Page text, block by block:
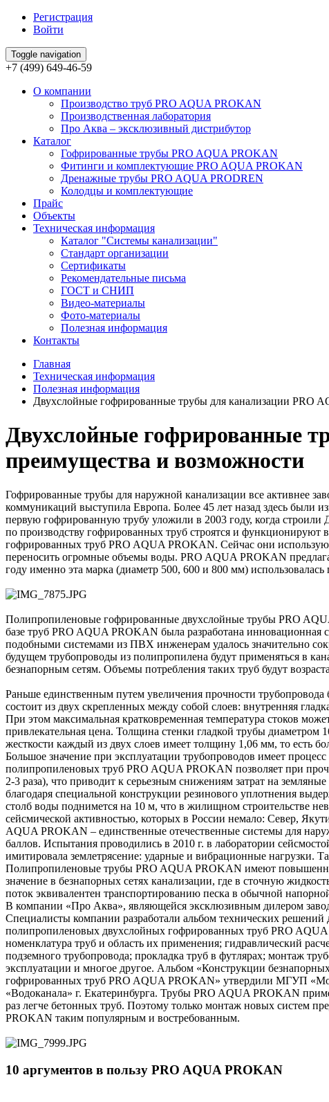
Регистрация
Войти
Toggle navigation
+7 (499) 649-46-59
О компании
Производство труб PRO AQUA PROKAN
Производственная лаборатория
Про Аква – эксклюзивный дистрибутор
Каталог
Гофрированные трубы PRO AQUA PROKAN
Фитинги и комплектующие PRO AQUA PROKAN
Дренажные трубы PRO AQUA PRODREN
Колодцы и комплектующие
Прайс
Объекты
Техническая информация
Каталог "Системы канализации"
Стандарт организации
Сертификаты
Рекомендательные письма
ГОСТ и СНИП
Видео-материалы
Фото-материалы
Полезная информация
Контакты
Главная
Техническая информация
Полезная информация
Двухслойные гофрированные трубы для канализации PRO
Двухслойные гофрированные
преимущества и возможности
Гофрированные трубы для наружной канализации все активнее
коммуникаций выступила Европа. Более 45 лет назад здесь были
первую гофрированную трубу уложили в 2003 году, когда
по производству гофрированных труб строятся и
гофрированных труб PRO AQUA PROKAN. Сейчас они
переносить огромные объемы воды. PRO AQUA PROKAN
году именно эта марка (диаметр 500, 600 и 800 мм)
Полипропиленовые гофрированные двухслойные трубы PRO
базе труб PRO AQUA PROKAN была разработана инновационная
подобными системами из ПВХ инженерам удалось значительно
будущем трубопроводы из полипропилена будут применяться в
безнапорным сетям. Объемы потребления таких труб будут
Раньше единственным путем увеличения прочности
состоит из двух скрепленных между собой слоев: внутренняя
При этом максимальная кратковременная температура стоков
привлекательная цена. Толщина стенки гладкой трубы
жесткости каждый из двух слоев имеет толщину 1,06 мм, то есть
Большое значение при эксплуатации трубопроводов имеет
полипропиленовых труб PRO AQUA PROKAN позволяет при
2-3 раза), что приводит к серьезным снижениям затрат на
благодаря специальной конструкции резинового уплотнения
столб воды поднимется на 10 м, что в жилищном строительстве
сейсмической активностью, которых в России немало: Север,
AQUA PROKAN – единственные отечественные системы для
баллов. Испытания проводились в 2010 г. в лаборатории
имитировала землетрясение: ударные и вибрационные нагрузки.
Полипропиленовые трубы PRO AQUA PROKAN имеют
значение в безнапорных сетях канализации, где в сточную
поток эквивалентен транспортированию песка в обычной
В компании «Про Аква», являющейся эксклюзивным дилером
Специалисты компании разработали альбом технических
полипропиленовых двухслойных гофрированных труб PRO
номенклатура труб и область их применения; гидравлический
подземного трубопровода; прокладка труб в футлярах; монтаж
эксплуатации и многое другое. Альбом «Конструкции
гофрированных труб PRO AQUA PROKAN» утвердили МГУП
«Водоканала» г. Екатеринбурга. Трубы PRO AQUA PROKAN
раз легче бетонных труб. Поэтому только монтаж новых систем
PROKAN таким популярным и востребованным.
10 аргументов в пользу PRO AQUA PROKAN